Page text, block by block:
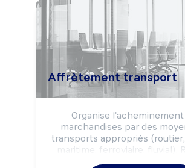
Affrètement transport
Organise l'acheminement
marchandises par des
transports appropriés
maritime, ferroviaire, fluvial).